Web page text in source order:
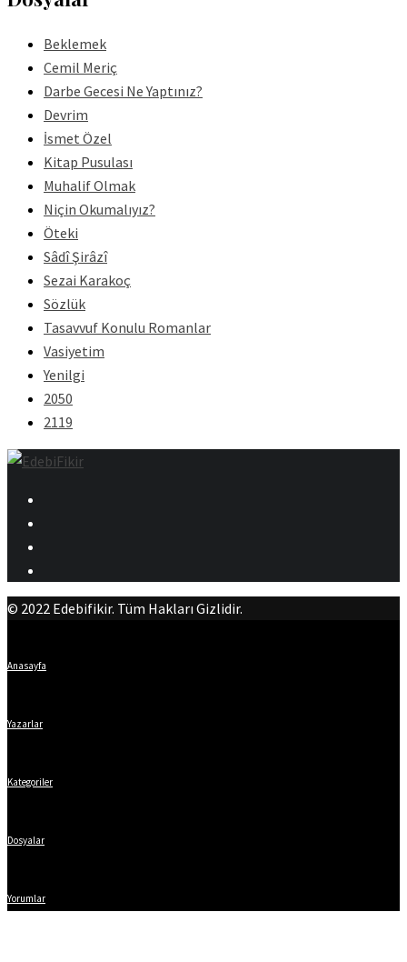
Beklemek
Cemil Meriç
Darbe Gecesi Ne Yaptınız?
Devrim
İsmet Özel
Kitap Pusulası
Muhalif Olmak
Niçin Okumalıyız?
Öteki
Sâdî Şirâzî
Sezai Karakoç
Sözlük
Tasavvuf Konulu Romanlar
Vasiyetim
Yenilgi
2050
2119
© 2022 Edebifikir. Tüm Hakları Gizlidir.
Anasayfa
Yazarlar
Kategoriler
Dosyalar
Yorumlar